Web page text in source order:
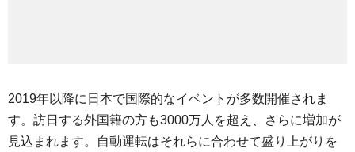
2019年以降に日本で国際的なイベントが多数開催されま
す。訪日する外国籍の方も3000万人を超え、さらに増加が
見込まれます。自動運転はそれらに合わせて盛り上がりを